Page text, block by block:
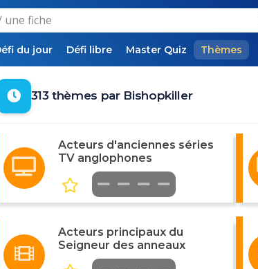
du jour Défi libre Master Quiz Thèmes
313 thèmes par Bishopkiller
Acteurs d'anciennes séries
TV anglophones
Acteurs principaux du
Seigneur des anneaux